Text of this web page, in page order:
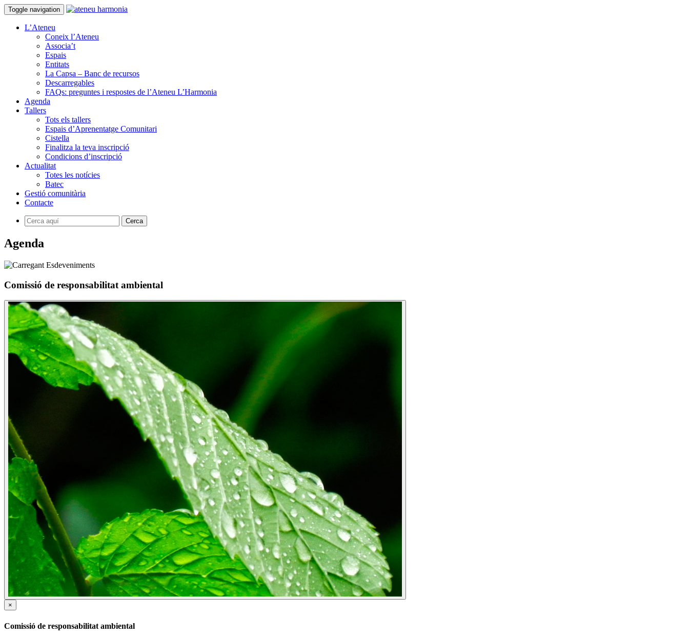
Toggle navigation
L’Ateneu
Coneix l’Ateneu
Associa’t
Espais
Entitats
La Capsa – Banc de recursos
Descarregables
FAQs: preguntes i respostes de l’Ateneu L’Harmonia
Agenda
Tallers
Tots els tallers
Espais d’Aprenentatge Comunitari
Cistella
Finalitza la teva inscripció
Condicions d’inscripció
Actualitat
Totes les notícies
Batec
Gestió comunitària
Contacte
Agenda
Comissió de responsabilitat ambiental
×
Comissió de responsabilitat ambiental